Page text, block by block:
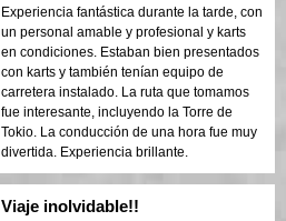
Experiencia fantástica durante la tarde, con
un personal amable y profesional y karts
en condiciones. Estaban bien presentados
con karts y también tenían equipo de
carretera instalado. La ruta que tomamos
fue interesante, incluyendo la Torre de
Tokio. La conducción de una hora fue muy
divertida. Experiencia brillante.
Viaje inolvidable!!